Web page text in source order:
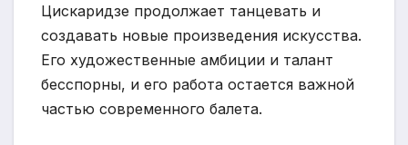
Цискаридзе продолжает танцевать и
создавать новые произведения искусства.
Его художественные амбиции и талант
бесспорны, и его работа остается важной
частью современного балета.